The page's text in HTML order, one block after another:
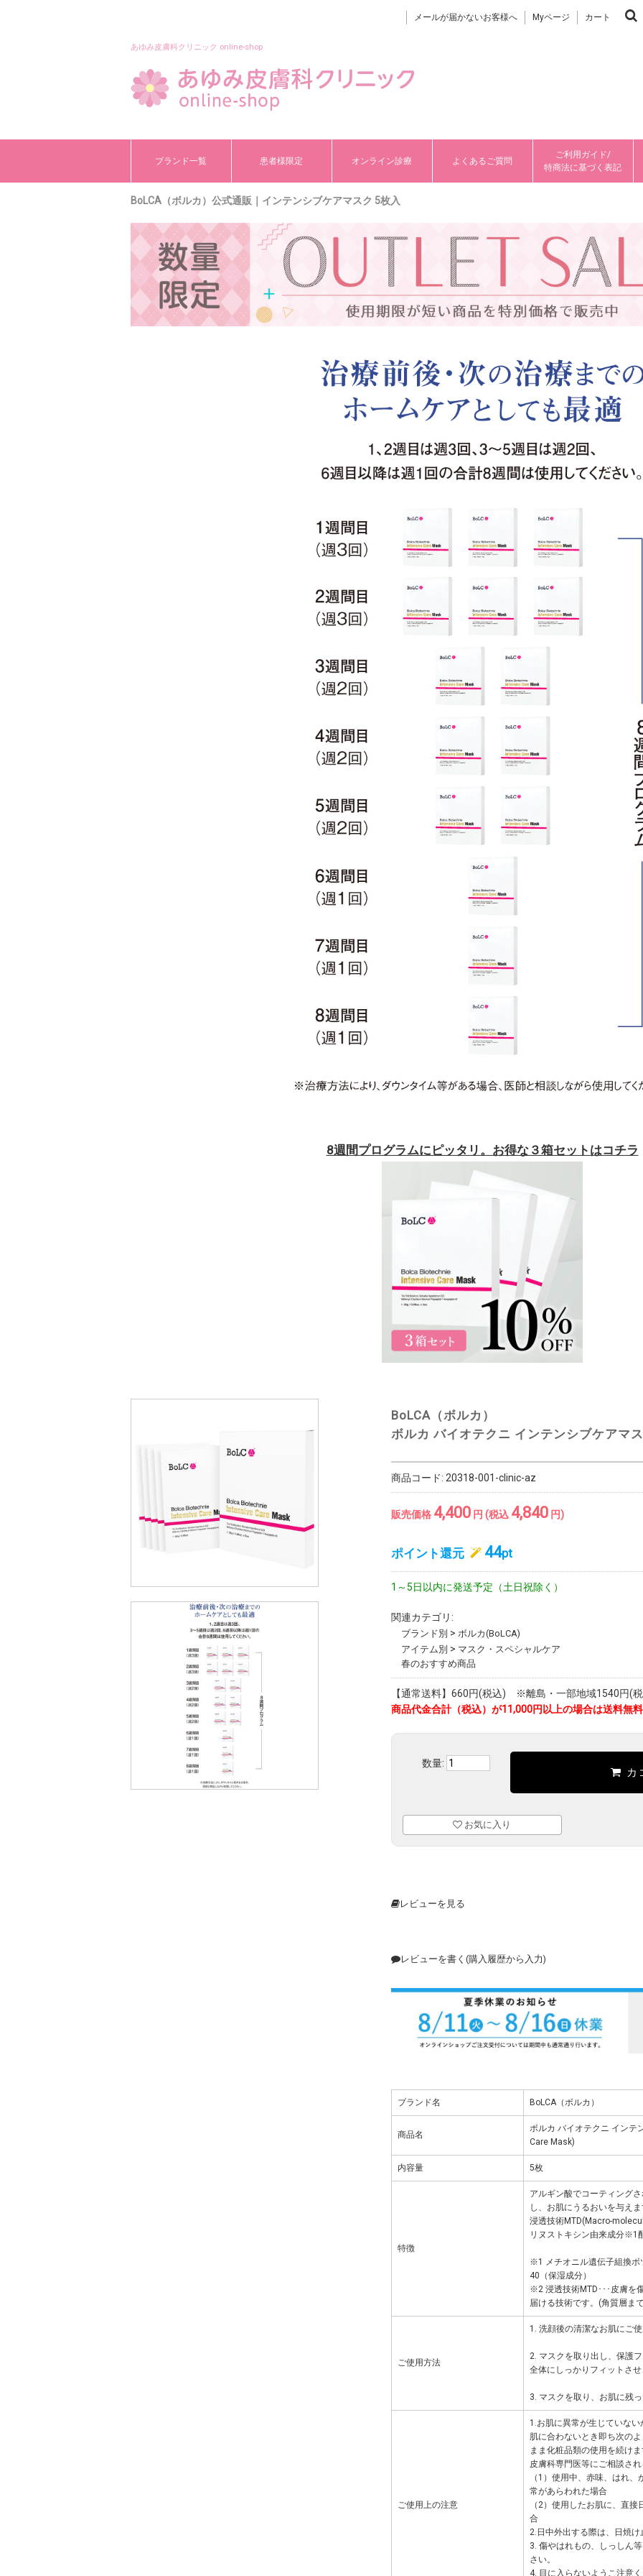
メールが届かないお客様へ Myページ カート
あゆみ皮膚科クリニック online-shop
ブランド一覧 患者様限定 オンライン診療 よくあるご質問
ご利用ガイド/
特商法に基づく表記
BoLCA（ボルカ）公式通販｜インテンシブケアマスク 5枚入
8週間プログラムにピッタリ。お得な３箱セットはコチラ
BoLCA（ボルカ）
ボルカ バイオテクニ インテンシブケアマ
商品コード: 20318-001-clinic-az
販売価格 4,400円 (税込 4,840円)
ポイント還元 44pt
1～5日以内に発送予定（土日祝除く）
関連カテゴリ:
ブランド別 > ボルカ(BoLCA)
アイテム別 > マスク・スペシャルケア
春のおすすめ商品
【通常送料】660円(税込) ※離島・一部地域1540円(
商品代金合計（税込）が11,000円以上の場合は送料無
数量:
カ
お気に入り
レビューを見る
レビューを書く(購入履歴から入力)
ブランド名 BoLCA（ボルカ）
商品名
ボルカ バイオテクニ インテ
Care Mask)
内容量 5枚
特徴
アルギン酸でコーティング
し、お肌にうるおいを与えま
浸透技術MTD(Macro-
リヌストキシン由来成分※1
※1 メチオニル遺伝子組換ボ
40（保湿成分）
※2 浸透技術MTD･･･皮膚を
届ける技術です。(角質層ま
ご使用方法
1. 洗顔後の清潔なお肌にご使
2. マスクを取り出し、保護
全体にしっかりフィットさ
3. マスクを取り、お肌に残
ご使用上の注意
1.お肌に異常が生じていな
肌に合わないとき即ち次の
まま化粧品類の使用を続け
皮膚科専門医等にご相談さ
（1）使用中、赤味、はれ
常があらわれた場合
（2）使用したお肌に、直
合
2.日中外出する際は、日焼け
3. 傷やはれもの、しっしん
さい。
4. 目に入らないようこ注意